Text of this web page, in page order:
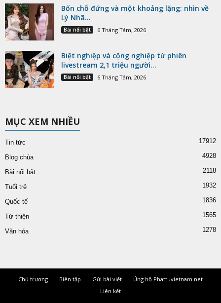
Bốn chỗ đứng và một khoảng lặng: nhìn về
Lý Nhã...
Bài nổi bật 6 Tháng Tám, 2026
Biệt nghiệp và cộng nghiệp từ phiên
livestream 2,1 triệu người...
Bài nổi bật 6 Tháng Tám, 2026
MỤC XEM NHIỀU
Tin tức 17912
Blog chùa 4928
Bài nổi bật 2118
Tuổi trẻ 1932
Quốc tế 1836
Từ thiện 1565
Văn hóa 1278
Chủ trương Biên tập Gửi bài viết
Ủng hộ Phattuvietnam.net
Liên kết